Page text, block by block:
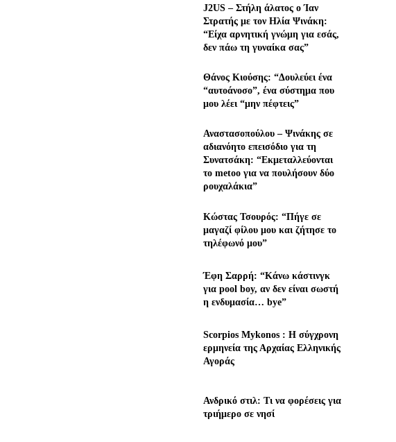
J2US – Στήλη άλατος ο Ίαν
Στρατής με τον Ηλία Ψινάκη:
“Είχα αρνητική γνώμη για εσάς,
δεν πάω τη γυναίκα σας”
Θάνος Κιούσης: “Δουλεύει ένα
“αυτοάνοσο”, ένα σύστημα που
μου λέει “μην πέφτεις”
Αναστασοπούλου – Ψινάκης σε
αδιανόητο επεισόδιο για τη
Συνατσάκη: “Εκμεταλλεύονται
το metoo για να πουλήσουν δύο
ρουχαλάκια”
Κώστας Τσουρός: “Πήγε σε
μαγαζί φίλου μου και ζήτησε το
τηλέφωνό μου”
Έφη Σαρρή: “Κάνω κάστινγκ
για pool boy, αν δεν είναι σωστή
η ενδυμασία… bye”
Scorpios Mykonos : Η σύγχρονη
ερμηνεία της Αρχαίας Ελληνικής
Αγοράς
Ανδρικό στιλ: Τι να φορέσεις για
τριήμερο σε νησί